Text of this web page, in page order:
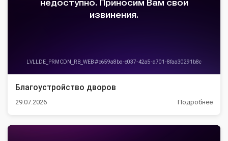
Благоустройство дворов
29.07.2026 Подробнее